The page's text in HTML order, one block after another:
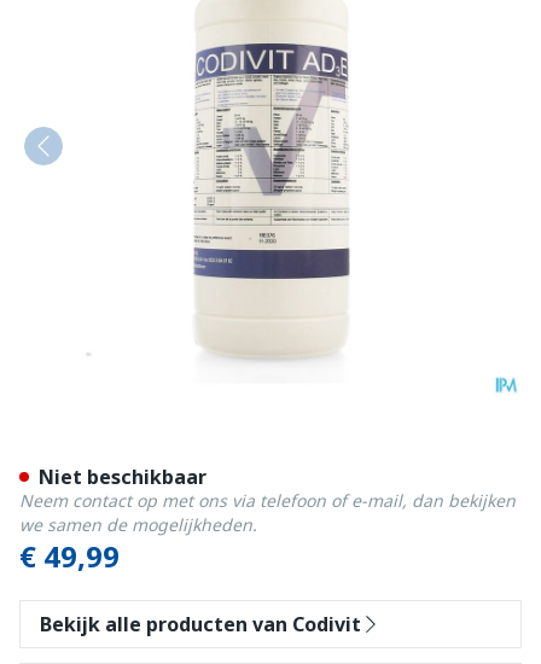
€ 49,99
Niet beschikbaar
Neem contact op met ons via telefoon of e-mail, dan bekijken
we samen de mogelijkheden.
Bekijk alle producten van Codivit